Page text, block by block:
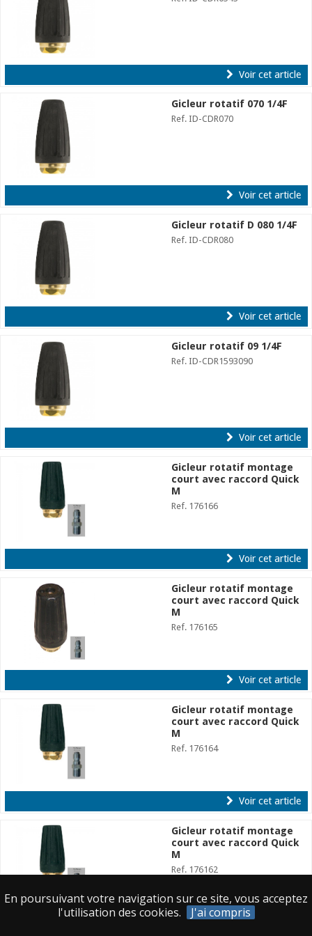
En poursuivant votre navigation sur ce site, vous acceptez
l'utilisation des cookies.
J'ai compris
Voir cet article
Gicleur rotatif 070 1/4F
Ref. ID-CDR070
Voir cet article
Gicleur rotatif D 080 1/4F
Ref. ID-CDR080
Voir cet article
Gicleur rotatif 09 1/4F
Ref. ID-CDR1593090
Voir cet article
Gicleur rotatif montage
court avec raccord Quick
M
Ref. 176166
Voir cet article
Gicleur rotatif montage
court avec raccord Quick
M
Ref. 176165
Voir cet article
Gicleur rotatif montage
court avec raccord Quick
M
Ref. 176164
Voir cet article
Gicleur rotatif montage
court avec raccord Quick
M
Ref. 176162
Voir cet article